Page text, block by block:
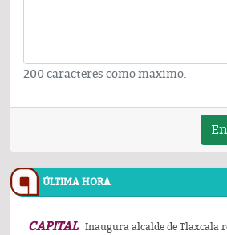
200 caracteres como maximo.
ÚLTIMA HORA
CAPITAL
Inaugura alcalde de Tlaxcala